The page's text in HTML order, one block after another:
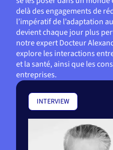
delà des engagements de
l’impératif de l’adaptation
devient chaque jour plus
notre expert Docteur
explore les interactions
et la santé, ainsi que les
entreprises.
INTERVIEW